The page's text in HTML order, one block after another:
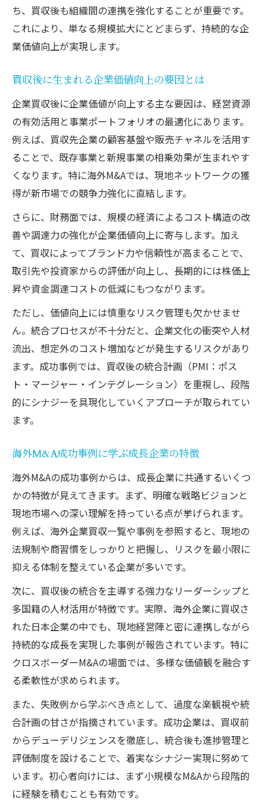
ち、買収後も組織間の連携を強化することが重要です。
これにより、単なる規模拡大にとどまらず、持続的な企
業価値向上が実現します。
買収後に生まれる企業価値向上の要因とは
企業買収後に企業価値が向上する主な要因は、経営資源
の有効活用と事業ポートフォリオの最適化にあります。
例えば、買収先企業の顧客基盤や販売チャネルを活用す
ることで、既存事業と新規事業の相乗効果が生まれやす
くなります。特に海外M&Aでは、現地ネットワークの獲
得が新市場での競争力強化に直結します。
さらに、財務面では、規模の経済によるコスト構造の改
善や調達力の強化が企業価値向上に寄与します。加え
て、買収によってブランド力や信頼性が高まることで、
取引先や投資家からの評価が向上し、長期的には株価上
昇や資金調達コストの低減にもつながります。
ただし、価値向上には慎重なリスク管理も欠かせませ
ん。統合プロセスが不十分だと、企業文化の衝突や人材
流出、想定外のコスト増加などが発生するリスクがあり
ます。成功事例では、買収後の統合計画（PMI：ポス
ト・マージャー・インテグレーション）を重視し、段階
的にシナジーを具現化していくアプローチが取られてい
ます。
海外M&A成功事例に学ぶ成長企業の特徴
海外M&Aの成功事例からは、成長企業に共通するいくつ
かの特徴が見えてきます。まず、明確な戦略ビジョンと
現地市場への深い理解を持っている点が挙げられます。
例えば、海外企業買収一覧や事例を参照すると、現地の
法規制や商習慣をしっかりと把握し、リスクを最小限に
抑える体制を整えている企業が多いです。
次に、買収後の統合を主導する強力なリーダーシップと
多国籍の人材活用が特徴です。実際、海外企業に買収さ
れた日本企業の中でも、現地経営陣と密に連携しながら
持続的な成長を実現した事例が報告されています。特に
クロスボーダーM&Aの場面では、多様な価値観を融合す
る柔軟性が求められます。
また、失敗例から学ぶべき点として、過度な楽観視や統
合計画の甘さが指摘されています。成功企業は、買収前
からデューデリジェンスを徹底し、統合後も進捗管理と
評価制度を設けることで、着実なシナジー実現に努めて
います。初心者向けには、まず小規模なM&Aから段階的
に経験を積むことも有効です。